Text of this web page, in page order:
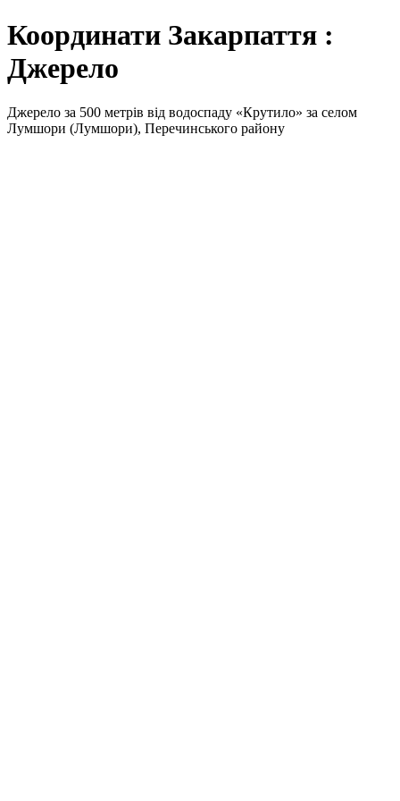
Координати Закарпаття :
Джерело
Джерело за 500 метрів від водоспаду «Крутило» за селом
Лумшори (Лумшори), Перечинського району